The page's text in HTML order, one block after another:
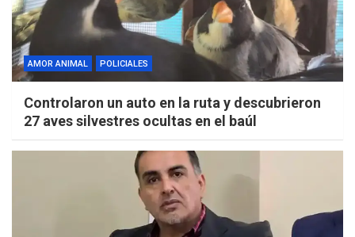
AMOR ANIMAL POLICIALES
Controlaron un auto en la ruta y descubrieron
27 aves silvestres ocultas en el baúl